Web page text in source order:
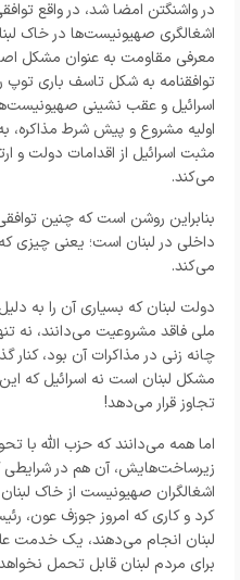
در واشنگتن امضا شد، در واقع
اشغالگری صهیونیست‌ها در خاک
معرفی مقاومت به عنوان مشکل
توافقنامه به شکل تاسف باری توپ
اسرائیل و عقب نشینی
اولیه مشروع و پیش شرط مذاکره،
مثبت اسرائیل از اقدامات دولت و
می‌کند.
بنابراین روشن است که چنین
داخلی در لبنان است؛ یعنی چیزی
می‌کند.
دولت لبنان که بسیاری آن را به
ملی فاقد مشروعیت می‌دانند، نه
چانه زنی در مذاکرات آن بود، کنار
مشکل لبنان است نه اسرائیل که
تجاوز قرار می‌دهد!
اما همه می‌دانند که حزب الله با
زیرساخت‌هایش، آن هم در
اشغالگران صهیونیست از خاک
کرد و کاری که امروز جوزف عون،
لبنان انجام می‌دهند، یک خدمت
برای مردم لبنان قابل تحمل